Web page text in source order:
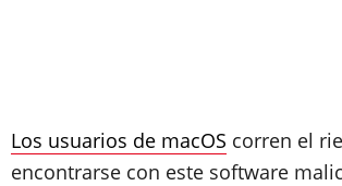
Los usuarios de macOS corren el
encontrarse con este software